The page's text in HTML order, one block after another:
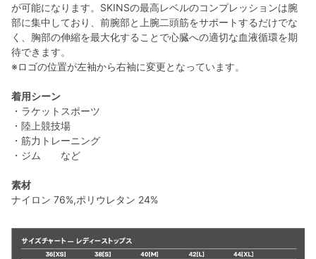
が可能になります。SKINSの最高レベルのコンプレッションは腕
部に集中しており、前腕部と上腕二頭筋をサポートするだけでな
く、胸部の伸縮を最大化することで心臓への適切な血液循環を期
待できます。
※ロゴの位置が左袖から右袖に変更となっています。
着用シーン
・ラケットスポーツ
・陸上競技場
・筋力トレーニング
・ジム など
素材
ナイロン 76%,ポリウレタン 24%